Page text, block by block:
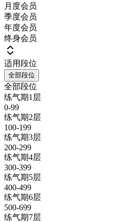
月度会员
季度会员
年度会员
终身会员
适用段位
全部段位
全部段位
练气期1层
0-99
练气期2层
100-199
练气期3层
200-299
练气期4层
300-399
练气期5层
400-499
练气期6层
500-699
练气期7层